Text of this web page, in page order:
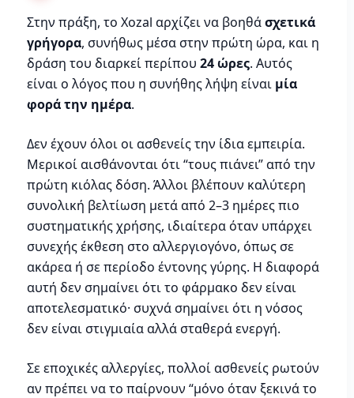
Στην πράξη, το Xozal αρχίζει να βοηθάσχετικά
γρήγορα, συνήθως μέσα στην πρώτη ώρα, και η
δράση του διαρκεί περίπου 24 ώρες. Αυτός
είναι ο λόγος που η συνήθης λήψη είναι μία
φορά την ημέρα.
Δεν έχουν όλοι οι ασθενείς την ίδια εμπειρία.
Μερικοί αισθάνονται ότι “τους πιάνει” από την
πρώτη κιόλας δόση. Άλλοι βλέπουν καλύτερη
συνολική βελτίωση μετά από 2–3 ημέρες πιο
συστηματικής χρήσης, ιδιαίτερα όταν υπάρχει
συνεχής έκθεση στο αλλεργιογόνο, όπως σε
ακάρεα ή σε περίοδο έντονης γύρης. Η διαφορά
αυτή δεν σημαίνει ότι το φάρμακο δεν είναι
αποτελεσματικό· συχνά σημαίνει ότι η νόσος
δεν είναι στιγμιαία αλλά σταθερά ενεργή.
Σε εποχικές αλλεργίες, πολλοί ασθενείς ρωτούν
αν πρέπει να το παίρνουν “μόνο όταν ξεκινά το